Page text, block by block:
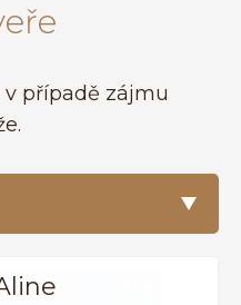
INTERIÉROVÉ DVEŘE
KONTAKT
případě zájmu